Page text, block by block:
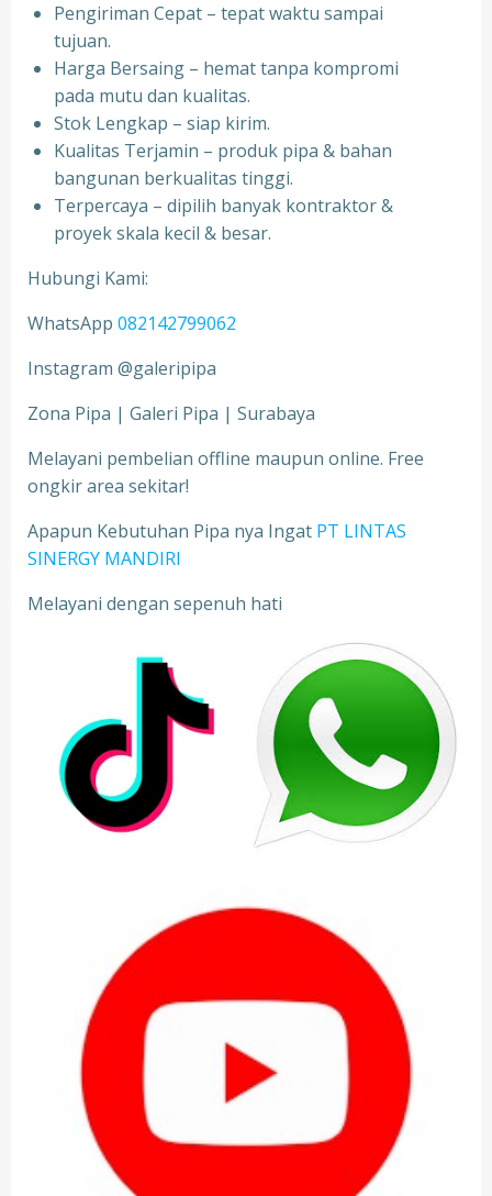
Pengiriman Cepat – tepat waktu sampai
tujuan.
Harga Bersaing – hemat tanpa kompromi
pada mutu dan kualitas.
Stok Lengkap – siap kirim.
Kualitas Terjamin – produk pipa & bahan
bangunan berkualitas tinggi.
Terpercaya – dipilih banyak kontraktor &
proyek skala kecil & besar.
Hubungi Kami:
WhatsApp 082142799062
Instagram @galeripipa
Zona Pipa | Galeri Pipa | Surabaya
Melayani pembelian offline maupun online. Free
ongkir area sekitar!
Apapun Kebutuhan Pipa nya Ingat PT LINTAS
SINERGY MANDIRI
Melayani dengan sepenuh hati